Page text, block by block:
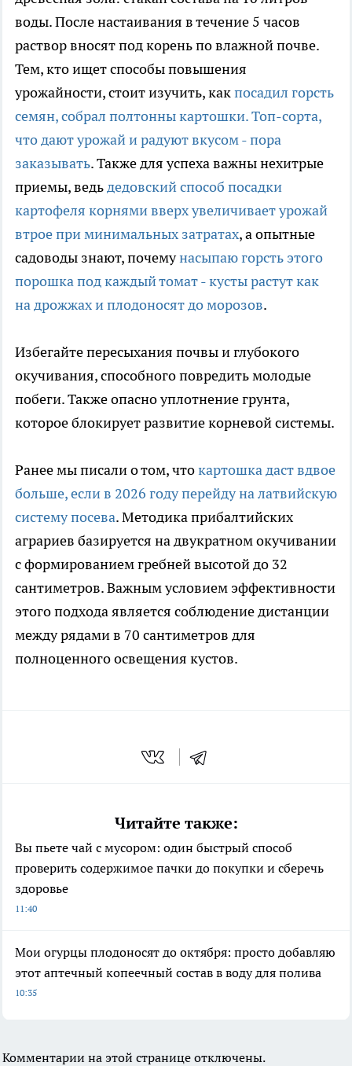
воды. После настаивания в течение 5 часов
раствор вносят под корень по влажной почве.
Тем, кто ищет способы повышения
урожайности, стоит изучить, какпосадил горсть
семян, собрал полтонны картошки. Топ-сорта,
что дают урожай и радуют вкусом - пора
заказывать. Также для успеха важны нехитрые
приемы, ведьдедовский способ посадки
картофеля корнями вверх увеличивает урожай
втрое при минимальных затратах, а опытные
садоводы знают, почемунасыпаю горсть этого
порошка под каждый томат - кусты растут как
на дрожжах и плодоносят до морозов.
Избегайте пересыхания почвы и глубокого
окучивания, способного повредить молодые
побеги. Также опасно уплотнение грунта,
которое блокирует развитие корневой системы.
Ранее мы писали о том, чтокартошка даст вдвое
больше, если в 2026 году перейду на латвийскую
систему посева. Методика прибалтийских
аграриев базируется на двукратном окучивании
с формированием гребней высотой до 32
сантиметров. Важным условием эффективности
этого подхода является соблюдение дистанции
между рядами в 70 сантиметров для
полноценного освещения кустов.
Читайте также:
Вы пьете чай с мусором: один быстрый способ
проверить содержимое пачки до покупки и сберечь
здоровье
11:40
Мои огурцы плодоносят до октября: просто добавляю
этот аптечный копеечный состав в воду для полива
10:35
Комментарии на этой странице отключены.